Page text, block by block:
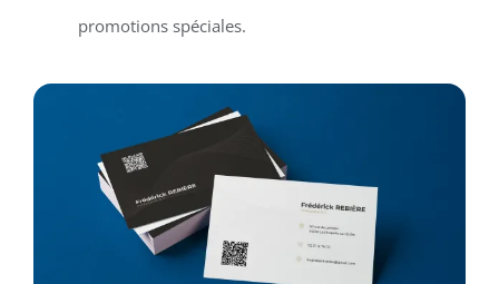
promotions spéciales.